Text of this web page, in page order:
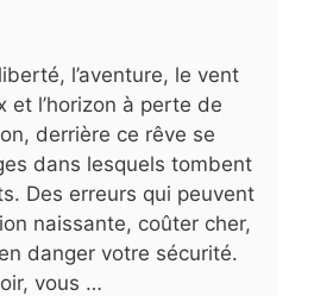
l’aventure, le vent
et l’horizon à perte de
derrière ce rêve se
dans lesquels tombent
Des erreurs qui peuvent
naissante, coûter cher,
danger votre sécurité.
vous …